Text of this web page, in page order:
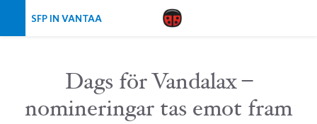
SFP IN VANTAA
Dags för Vandalax –
nomineringar tas emot fram